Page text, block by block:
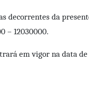
decorrentes da
– 12030000.
em vigor na data